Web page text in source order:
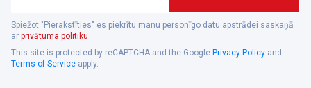
Spiežot "Pierakstīties" es piekrītu manu personīgo datu apstrādei saskaņā
ar privātuma politiku
This site is protected by reCAPTCHA and the Google Privacy Policy and
Terms of Service apply.